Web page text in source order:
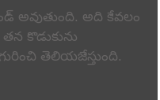
అవుతుంది. అది కేవలం
కొడుకును
తెలియజేస్తుంది.